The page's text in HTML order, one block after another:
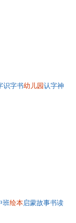
识字书幼儿园 认字神
班绘本 启蒙故事书读